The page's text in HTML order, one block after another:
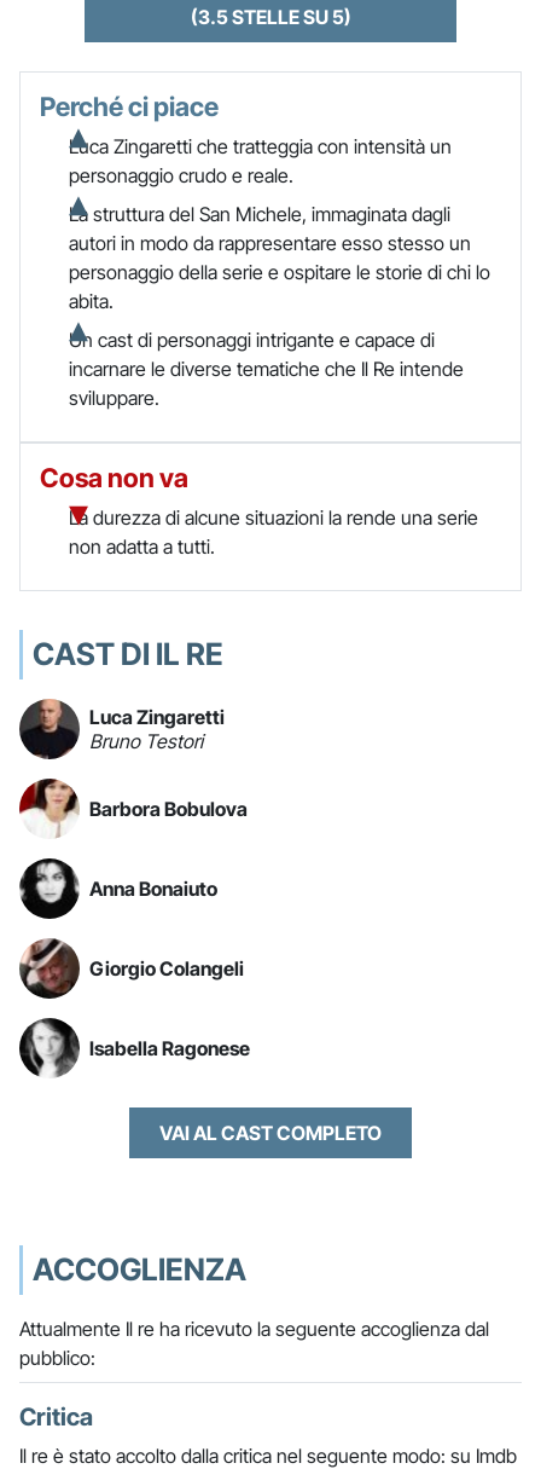
(3.5 STELLE SU 5)
Perché ci piace
Luca Zingaretti che tratteggia con intensità un
personaggio crudo e reale.
La struttura del San Michele, immaginata dagli
autori in modo da rappresentare esso stesso un
personaggio della serie e ospitare le storie di chi lo
abita.
Un cast di personaggi intrigante e capace di
incarnare le diverse tematiche che Il Re intende
sviluppare.
Cosa non va
La durezza di alcune situazioni la rende una serie
non adatta a tutti.
CAST DI IL RE
Luca Zingaretti
Bruno Testori
Barbora Bobulova
Anna Bonaiuto
Giorgio Colangeli
Isabella Ragonese
VAI AL CAST COMPLETO
ACCOGLIENZA
Attualmente Il re ha ricevuto la seguente accoglienza dal
pubblico:
Critica
Il re è stato accolto dalla critica nel seguente modo: su Imdb